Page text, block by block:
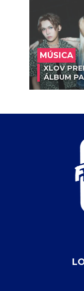
MÚSICA
XLOV
ÁLBUM